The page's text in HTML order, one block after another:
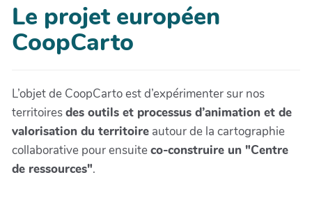
Le projet européen
CoopCarto
L’objet de CoopCarto est d’expérimenter sur nos
territoiresdes outils et processus d’animation et de
valorisation du territoire autour de la cartographie
collaborative pour ensuiteco-construire un "Centre
de ressources".